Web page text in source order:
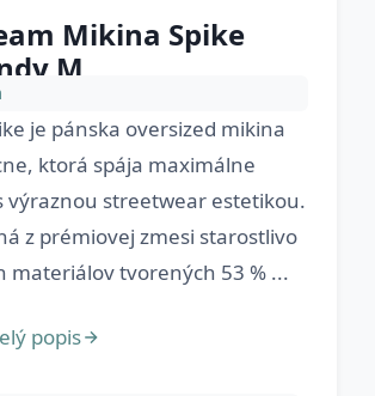
Mikina Spike
M
je pánska oversized mikina
ktorá spája maximálne
výraznou streetwear estetikou.
z prémiovej zmesi starostlivo
materiálov tvorených 53 % ...
popis